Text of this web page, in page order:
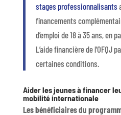
stages professionnalisants
financements
d’emploi de 18 à 35 ans, en
L’aide financière de l’OFQJ
certaines conditions.
Aider les jeunes à financer
mobilité internationale
Les bénéficiaires du